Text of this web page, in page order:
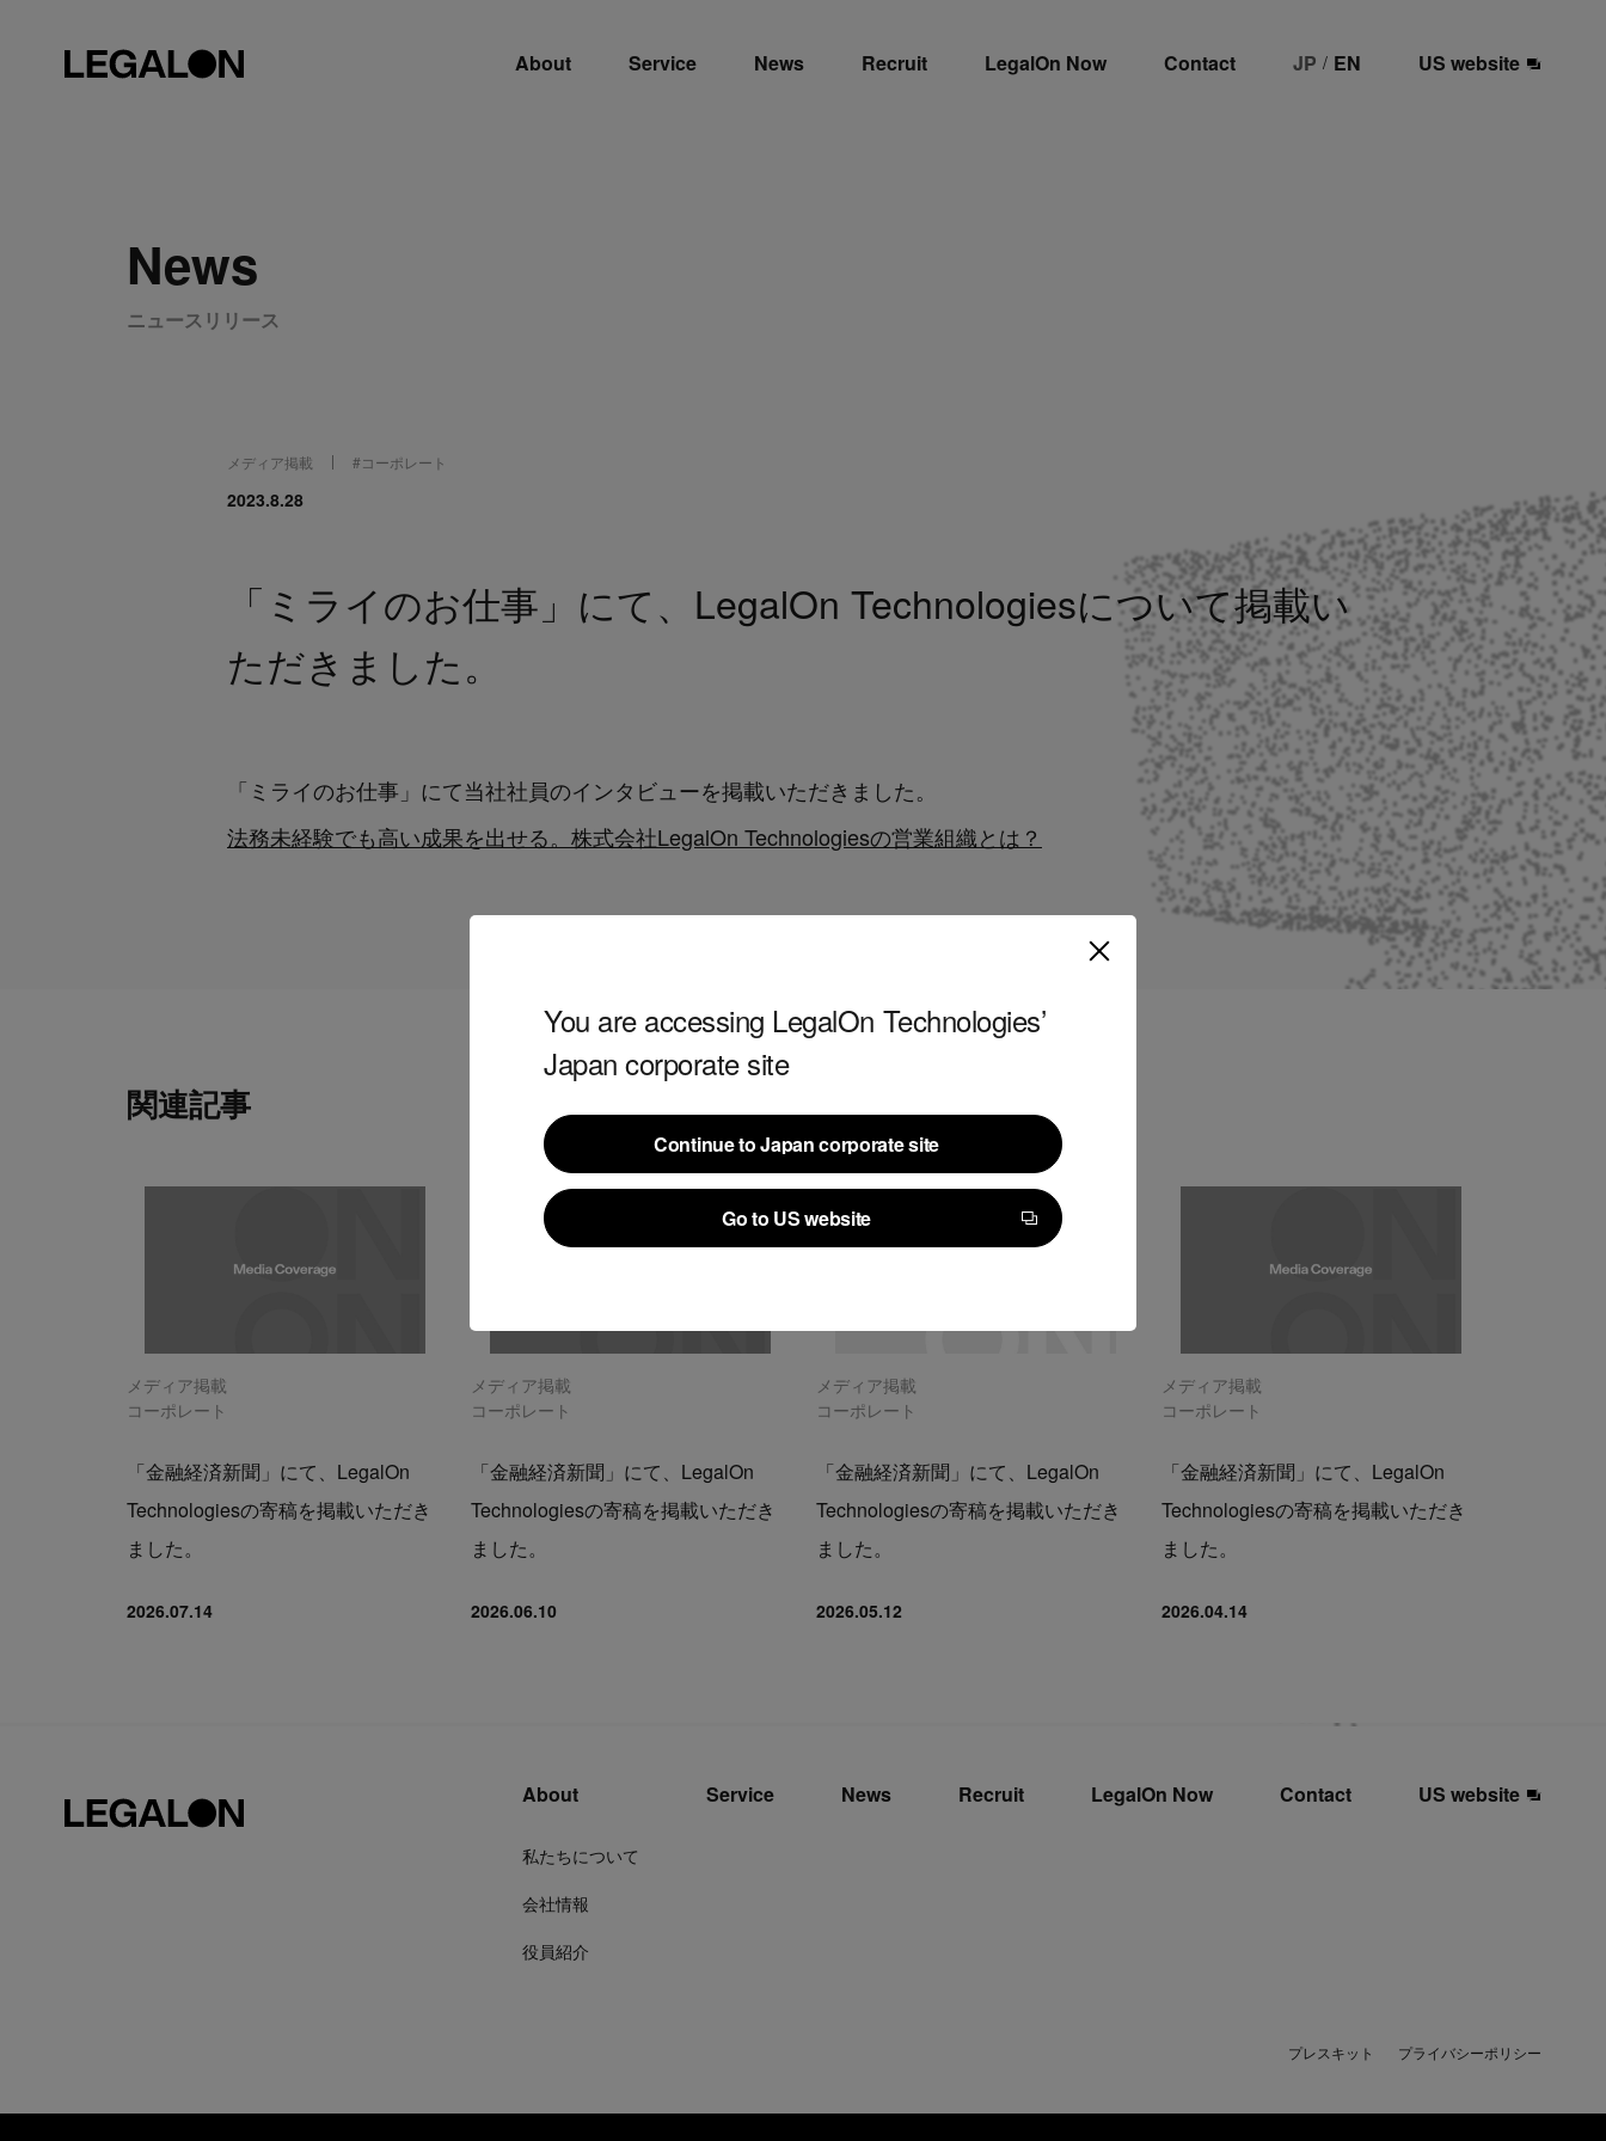
About Service News Recruit LegalOn Now Contact JP / EN US website
You are accessing LegalOn Technologies’
Japan corporate site
Continue to Japan corporate site
Continue to Japan corporate site
Go to US website
Go to US website
News
ニュースリリース
メディア掲載 #コーポレート
2023.8.28
「ミライのお仕事」にて、LegalOn Technologiesについて掲載い
ただきました。
「ミライのお仕事」にて当社社員のインタビューを掲載いただきました。
法務未経験でも高い成果を出せる。株式会社LegalOn Technologiesの営業組織とは？
関連記事
メディア掲載
コーポレート
「金融経済新聞」にて、LegalOn
Technologiesの寄稿を掲載いただき
ました。
2026.07.14
メディア掲載
コーポレート
「金融経済新聞」にて、LegalOn
Technologiesの寄稿を掲載いただき
ました。
2026.06.10
メディア掲載
コーポレート
「金融経済新聞」にて、LegalOn
Technologiesの寄稿を掲載いただき
ました。
2026.05.12
メディア掲載
コーポレート
「金融経済新聞」にて、LegalOn
Technologiesの寄稿を掲載いただき
ました。
2026.04.14
About
私たちについて
会社情報
役員紹介
Service News Recruit LegalOn Now Contact US website
プレスキット プライバシーポリシー